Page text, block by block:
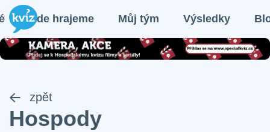
Kde hrajeme Můj tým Výsledky
zpět
Hospody